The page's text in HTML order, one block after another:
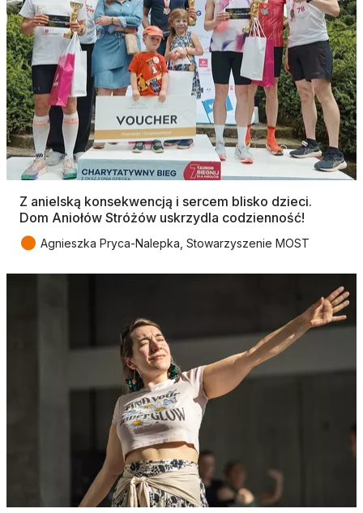
Z anielską konsekwencją i sercem blisko dzieci.
Dom Aniołów Stróżów uskrzydla codzienność!
● Agnieszka Pryca-Nalepka, Stowarzyszenie MOST